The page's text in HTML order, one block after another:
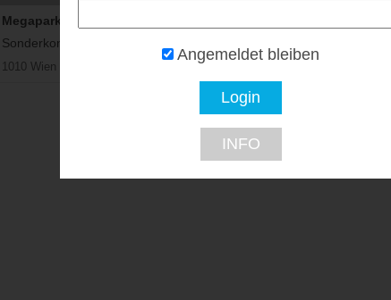
Megaparkett
Sonderkondition...
1010 Wien
Angemeldet bleiben
INFO